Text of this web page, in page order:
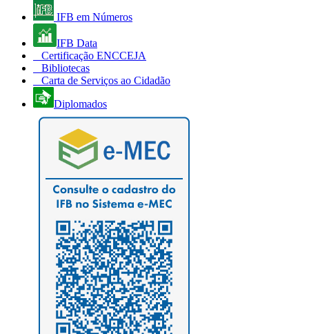
IFB em Números
IFB Data
Certificação ENCCEJA
Bibliotecas
Carta de Serviços ao Cidadão
Diplomados